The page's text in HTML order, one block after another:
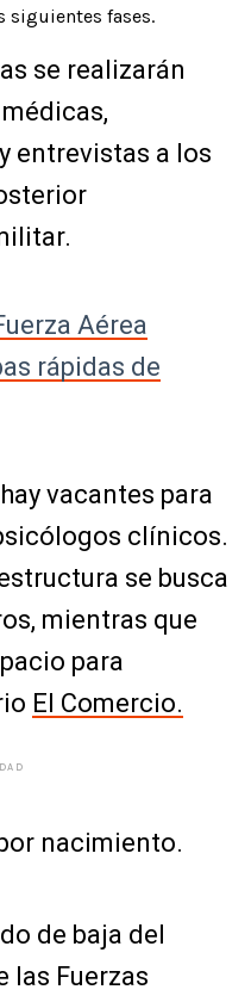
siguientes fases.
se realizarán
entrevistas a los
Aérea
rápidas de
vacantes para
clínicos.
se busca
mientras que
para
El Comercio.
nacimiento.
de baja del
las Fuerzas